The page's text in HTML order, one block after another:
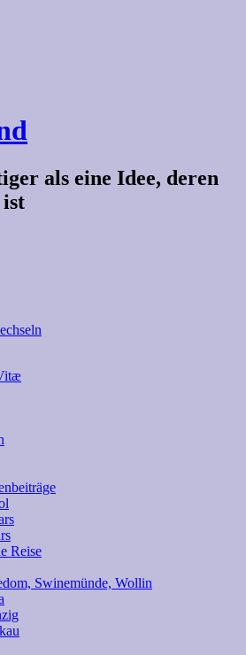
als eine Idee, deren
ist
Reise
Swinemünde, Wollin